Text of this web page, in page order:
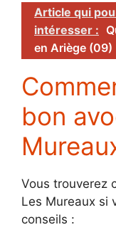
Article qui
intéresser :
en Ariège (09)
bon
Vous trouverez
Les Mureaux si
conseils :